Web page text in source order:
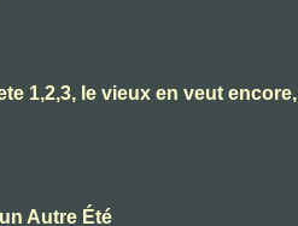
1,2,3, le vieux en veut encore,
Autre Été